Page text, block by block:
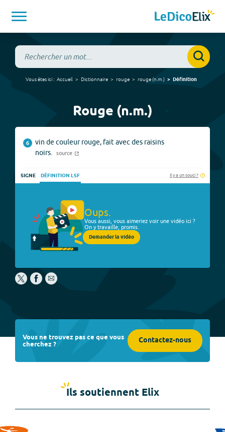
Vous êtes ici : Accueil Dictionnaire rouge rouge(n.m. ) Définition
Rouge (n.m.)
6
vin de couleur rouge, fait avec des raisins
noirs.
source
SIGNE DÉFINITION LSF Il y a un souci ?
Oups.
Vous aussi, vous aimeriez voir une vidéo ici ?
On y travaille, promis.
Demander la vidéo
Vous ne trouvez pas ce que vous
cherchez ? Contactez-nous
Ils soutiennent Elix